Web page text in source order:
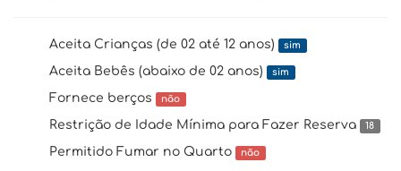
Aceita Crianças (de 02 até 12 anos) sim
Aceita Bebês (abaixo de 02 anos) sim
Fornece berços não
Restrição de Idade Mínima para Fazer Reserva 18
Permitido Fumar no Quarto não